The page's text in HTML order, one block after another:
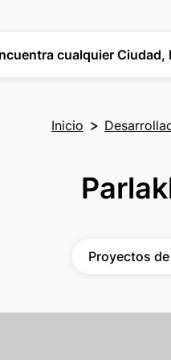
cualquier Ciudad,
Inicio
Proyectos